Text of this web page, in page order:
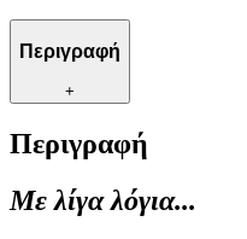
Περιγραφή
+
Περιγραφή
Με λίγα λόγια...